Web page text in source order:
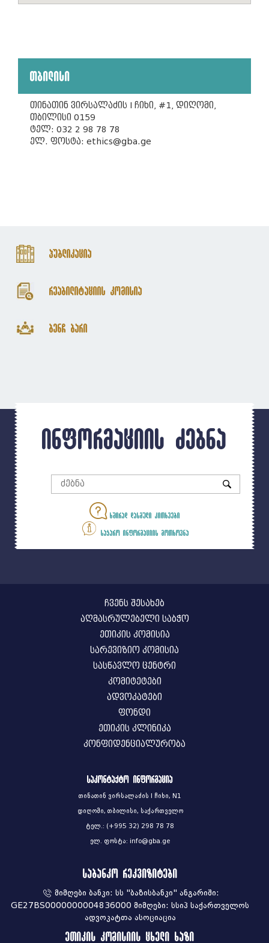
თბილისი
თინათინ ვირსალაძის I ჩიხი, #1, დიღომი,
თბილისი 0159
ტელ: 032 2 98 78 78
ელ. ფოსტა: ethics@gba.ge
პუბლიკაცია
რეაბილიტაციის კომისია
ბენჩ ბარი
ინფორმაციის ძებნა
ხშირად დასმული კითხვები
საჯარო ინფორმაციის მოთხოვნა
ჩვენს შესახებ
აღმასრულებელი საბჭო
ეთიკის კომისია
სარევიზიო კომისია
სასწავლო ცენტრი
კომიტეტები
ადვოკატები
ფონდი
ეთიკის კლინიკა
კონფიდენციალურობა
საკონტაქტო ინფორმაცია
თინათინ ვირსალაძის I ჩიხი, N1
დიღომი, თბილისი, საქართველო
ტელ.: (+995 32) 298 78 78
ელ. ფოსტა: info@gba.ge
საბანკო რეკვიზიტები
მიმღები ბანკი: სს "ბაზისბანკი" ანგარიში:
GE27BS0000000004836000 მიმღები: სსიპ საქართველოს
ადვოკატთა ასოციაცია
ეთიკის კომისიის ცხელი ხაზი